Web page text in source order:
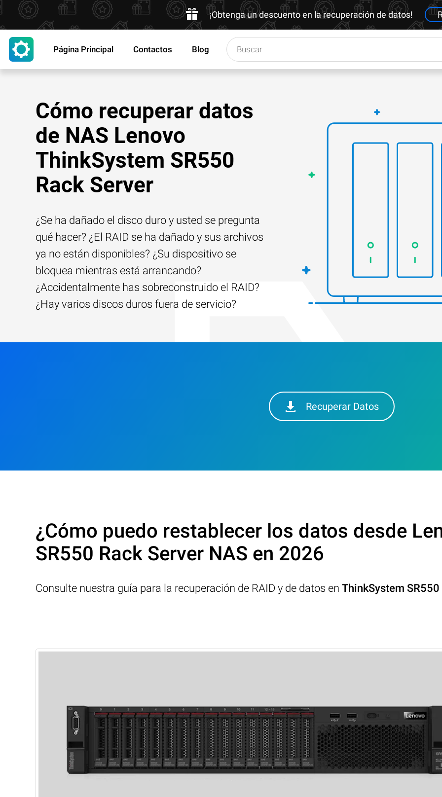
¡Obtenga un descuento en la recuperación de datos!
Página Principal Contactos Blog
Cómo recuperar datos
de NAS Lenovo
ThinkSystem SR550
Rack Server
¿Se ha dañado el disco duro y usted se pregunta
qué hacer? ¿El RAID se ha dañado y sus archivos
ya no están disponibles? ¿Su dispositivo se
bloquea mientras está arrancando?
¿Accidentalmente has sobreconstruido el RAID?
¿Hay varios discos duros fuera de servicio?
Recuperar Datos
¿Cómo puedo restablecer los datos desde
SR550 Rack Server NAS en 2026
Consulte nuestra guía para la recuperación de RAID y de datos en ThinkSystem